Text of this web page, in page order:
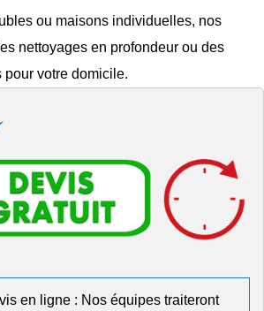
ou maisons individuelles, nos
nettoyages en profondeur ou des
votre domicile.
en ligne : Nos équipes traiteront